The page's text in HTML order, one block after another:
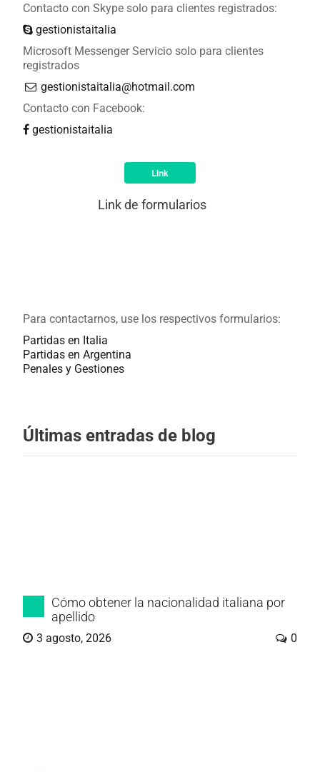
Contacto con Skype solo para clientes registrados:
gestionistaitalia
Microsoft Messenger Servicio solo para clientes
registrados
gestionistaitalia@hotmail.com
Contacto con Facebook:
gestionistaitalia
Link
Link de formularios
Para contactarnos, use los respectivos formularios:
Partidas en Italia
Partidas en Argentina
Penales y Gestiones
Últimas entradas de blog
Cómo obtener la nacionalidad italiana por
apellido
3 agosto, 2026 0